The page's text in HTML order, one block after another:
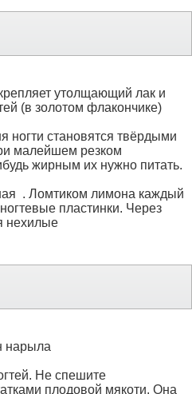
утолщающий лак и
(в золотом флакончике)
ногти становятся твёрдыми
малейшем резком
жирным их нужно питать.
. Ломтиком лимона каждый
пластинки. Через
нехилые
нарыла
Не спешите
плодовой мякоти. Она